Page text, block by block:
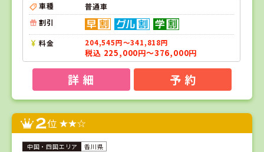
車種
普通車
割引
料金 204,545円～341,818円
税込 225,000円～376,000円
詳 細 予 約
2位
香川県